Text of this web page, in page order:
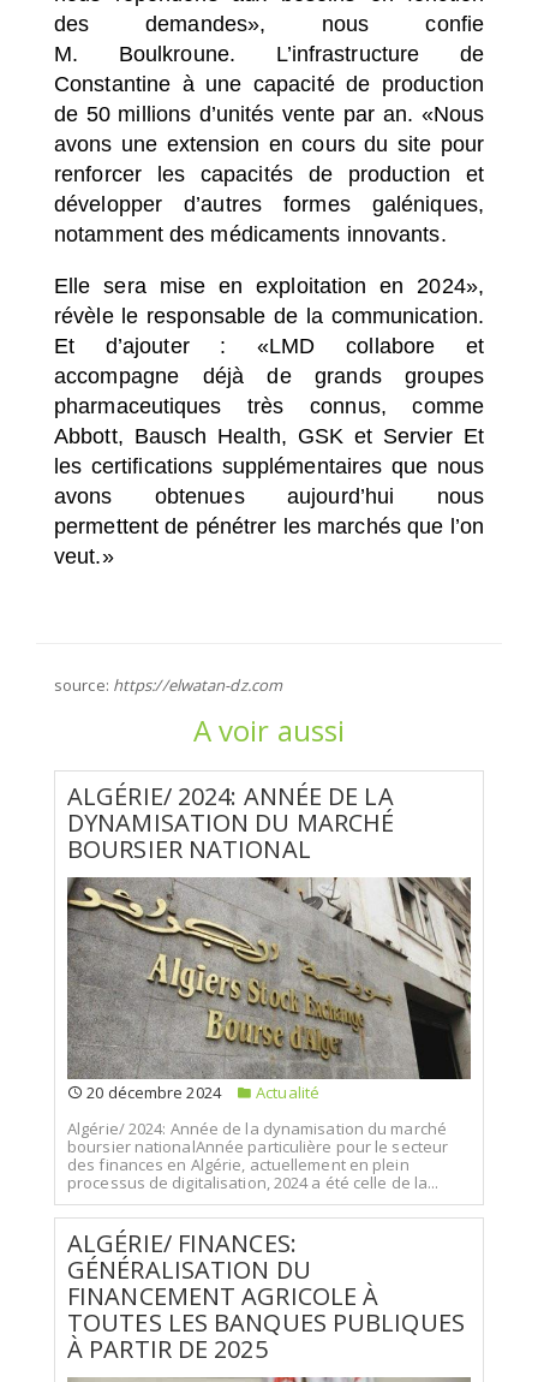
des demandes»,
nous confie
M. Boulkroune. L’infrastructure de
Constantine à une capacité de production
de 50 millions d’unités vente par an. «Nous
avons une extension en cours du site pour
renforcer les capacités de production et
développer d’autres formes galéniques,
notamment des médicaments innovants.
Elle sera mise en exploitation en 2024»,
révèle le responsable de la communication.
Et d’ajouter :
«LMD collabore et
accompagne déjà de grands groupes
pharmaceutiques très connus, comme
Abbott, Bausch Health, GSK et Servier Et
les certifications supplémentaires que nous
avons obtenues aujourd’hui nous
permettent de pénétrer les marchés que l’on
veut.»
source: https://elwatan-dz.com
A voir aussi
ALGÉRIE/ 2024: ANNÉE DE LA
DYNAMISATION DU MARCHÉ
BOURSIER NATIONAL
20 décembre 2024
Actualité
Algérie/ 2024: Année de la dynamisation du marché
boursier nationalAnnée particulière pour le secteur
des finances en Algérie, actuellement en plein
processus de digitalisation, 2024 a été celle de la...
ALGÉRIE/ FINANCES:
GÉNÉRALISATION DU
FINANCEMENT AGRICOLE À
TOUTES LES BANQUES PUBLIQUES
À PARTIR DE 2025